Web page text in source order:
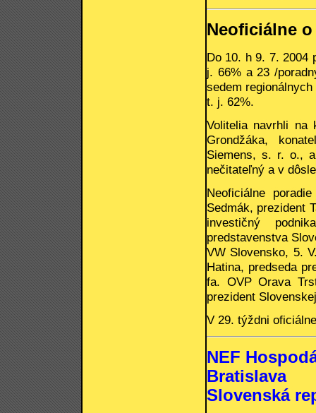
Neoficiálne
Do 10. h 9. 7. 2004
j. 66% a 23 /
sedem
t. j. 62%.
Volitelia navrhli na
Grondžáka,
Siemens, s. r. o.,
nečitateľný a v
Neoficiálne
Sedmák, prezident
investičný
predstavenstva
VW Slovensko, 5.
Hatina, predseda
fa. OVP Orava
prezident
V 29. týždni
NEF
Bratislava
Slovenská